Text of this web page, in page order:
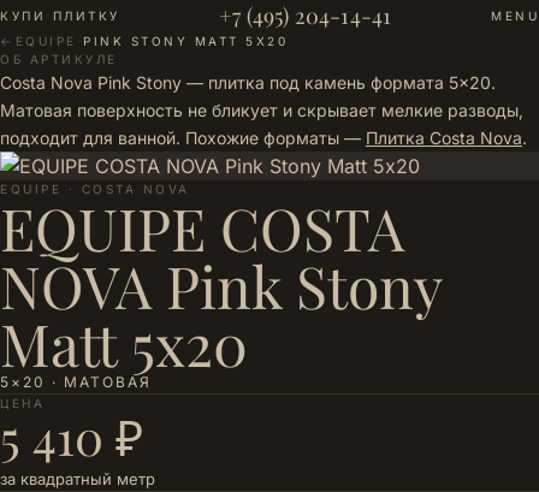
КУПИ ПЛИТКУ +7 (495) 204-14-41
MENU
← EQUIPE · PINK STONY MATT 5Х20
ОБ АРТИКУЛЕ
Costa Nova Pink Stony — плитка под камень формата 5×20.
Матовая поверхность не бликует и скрывает мелкие разводы,
подходит для ванной. Похожие форматы — Плитка Costa Nova.
EQUIPE · COSTA NOVA
EQUIPE COSTA
NOVA Pink Stony
Matt 5х20
5×20 · МАТОВАЯ
ЦЕНА
5 410 ₽
за квадратный метр